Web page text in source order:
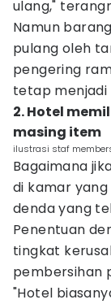
ulang,"
Namun
pulang oleh
pengering
tetap
2. Hotel
masing item
ilustrasi staf
Bagaimana
di kamar
denda yang
Penentuan
tingkat
pembersihan
"Hotel